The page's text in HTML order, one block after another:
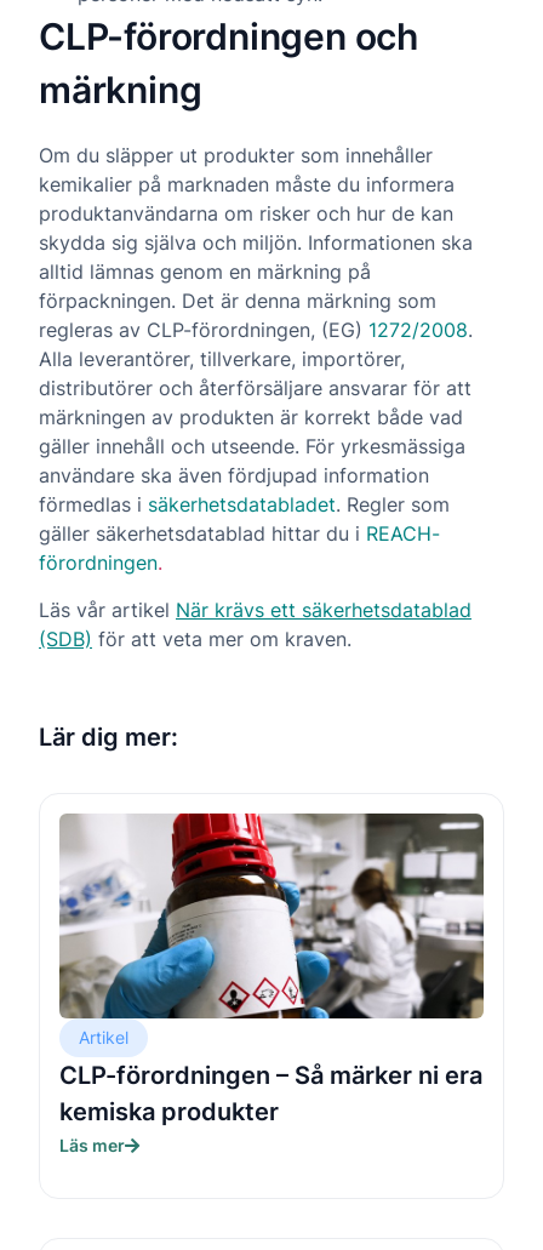
CLP-förordningen och
märkning
Om du släpper ut produkter som innehåller
kemikalier på marknaden måste du informera
produktanvändarna om risker och hur de kan
skydda sig själva och miljön. Informationen ska
alltid lämnas genom en märkning på
förpackningen. Det är denna märkning som
regleras av CLP-förordningen, (EG) 1272/2008.
Alla leverantörer, tillverkare, importörer,
distributörer och återförsäljare ansvarar för att
märkningen av produkten är korrekt både vad
gäller innehåll och utseende. För yrkesmässiga
användare ska även fördjupad information
förmedlas i säkerhetsdatabladet. Regler som
gäller säkerhetsdatablad hittar du i REACH-
förordningen.
Läs vår artikel När krävs ett säkerhetsdatablad
(SDB) för att veta mer om kraven.
Lär dig mer:
Artikel
CLP-förordningen – Så märker ni era
kemiska produkter​
Läs mer